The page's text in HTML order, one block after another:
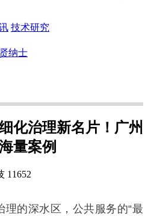
技术研究
纳士
化治理新名片！广州
量案例
11652
的深水区，公共服务的“最